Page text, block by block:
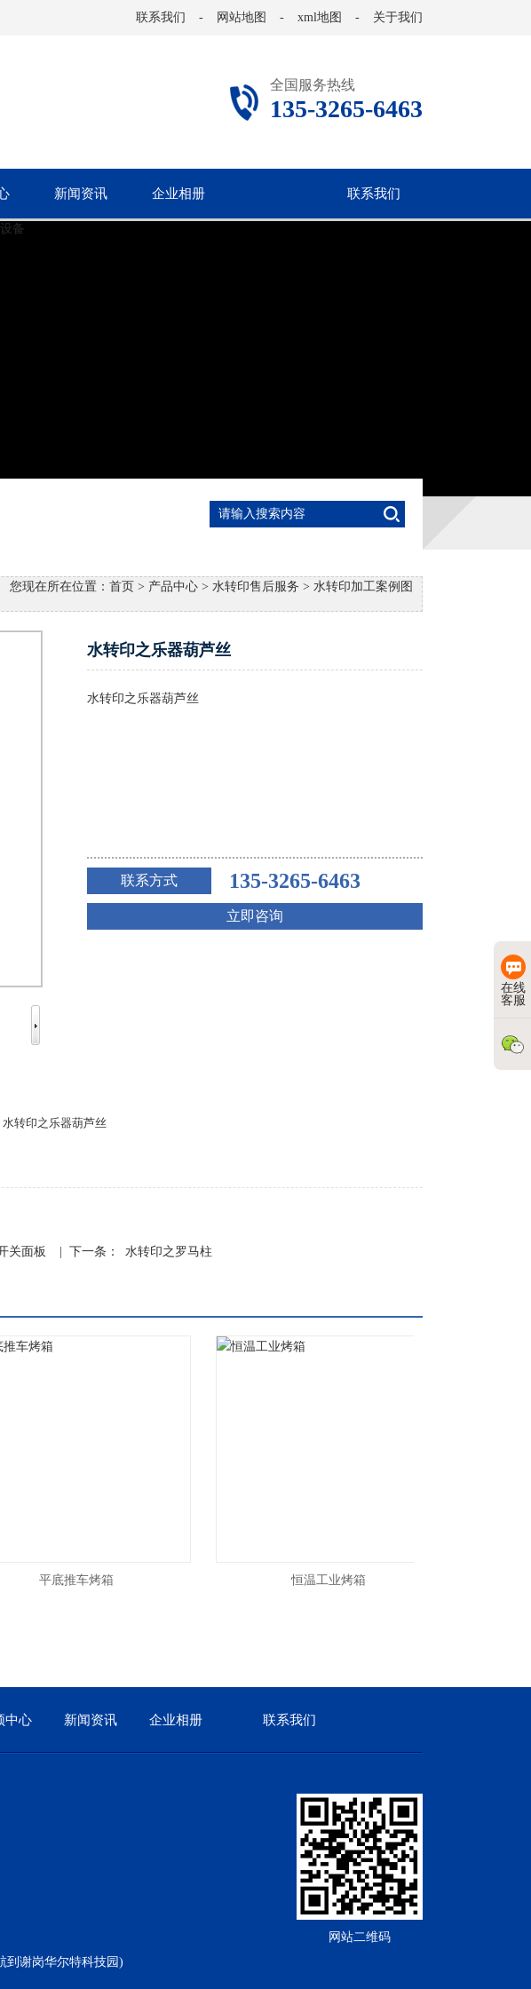
联系我们 - 网站地图 - xml地图 - 关于我们
全国服务热线
135-3265-6463
新闻资讯 企业相册 联系我们
您现在所在位置： 首页 > 产品中心 > 水转印售后服务 > 水转印加工案例图
水转印之乐器葫芦丝
水转印之乐器葫芦丝
联系方式 135-3265-6463
立即咨询
水转印之乐器葫芦丝
关面板 | 下一条： 水转印之罗马柱
平底推车烤箱 恒温工业烤箱
中心 新闻资讯 企业相册 联系我们
到谢岗华尔特科技园)
网站二维码
在线
客服